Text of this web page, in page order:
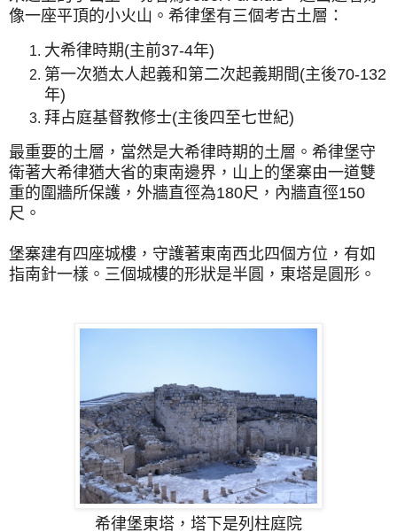
像一座平頂的小火山。希律堡有三個考古土層：
大希律時期(主前37-4年)
第一次猶太人起義和第二次起義期間(主後70-132
年)
拜占庭基督教修士(主後四至七世紀)
最重要的土層，當然是大希律時期的土層。希律堡守
衛著大希律猶大省的東南邊界，山上的堡寨由一道雙
重的圍牆所保護，外牆直徑為180尺，內牆直徑150
尺。
堡寨建有四座城樓，守護著東南西北四個方位，有如
指南針一樣。三個城樓的形狀是半圓，東塔是圓形。
希律堡東塔，塔下是列柱庭院